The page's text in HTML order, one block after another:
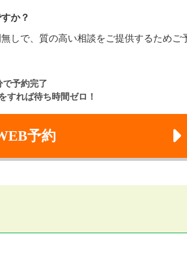
か？
しで、質の高い相談をご提供するためご
で予約完了
すれば待ち時間ゼロ！
予約